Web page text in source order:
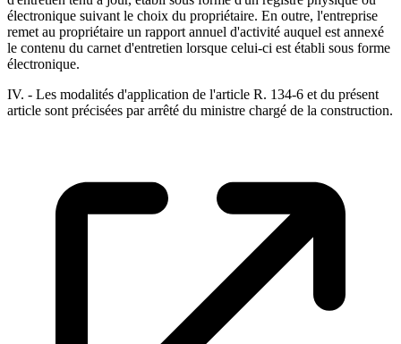
électronique suivant le choix du propriétaire. En outre, l'entreprise
remet au propriétaire un rapport annuel d'activité auquel est annexé
le contenu du carnet d'entretien lorsque celui-ci est établi sous forme
électronique.
IV. - Les modalités d'application de l'article R. 134-6 et du présent
article sont précisées par arrêté du ministre chargé de la construction.